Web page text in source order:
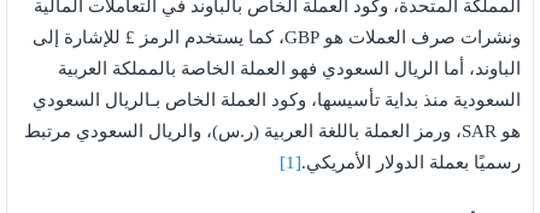
المملكة المتحدة، وكود العملة الخاص بالباوند في التعاملات المالية
ونشرات صرف العملات هو GBP، كما يستخدم الرمز £ للإشارة إلى
الباوند، أما الريال السعودي فهو العملة الخاصة بالمملكة العربية
السعودية منذ بداية تأسيسها، وكود العملة الخاص بـالريال السعودي
هو SAR، ورمز العملة باللغة العربية (ر.س)، والريال السعودي مرتبط
رسميًا بعملة الدولار الأمريكي.[1]